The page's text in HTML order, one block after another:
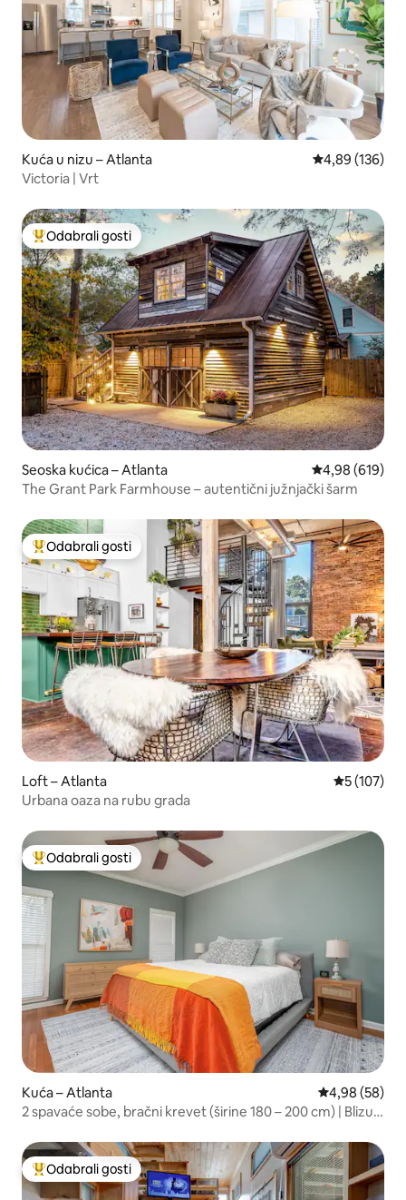
Kuća u nizu – Atlanta Prosječna
4,89 (136)
Victoria | Vrt
Među najviše rangiranima s oznakom „Odabrali gosti”
Odabrali gosti
Seoska kućica – Atlanta Prosječna
4,98 (619)
The Grant Park Farmhouse – autentični južnjački šarm
Među najviše rangiranima s oznakom „Odabrali gosti”
Odabrali gosti
Loft – Atlanta Prosječna
5 (107)
Urbana oaza na rubu grada
Među najviše rangiranima s oznakom „Odabrali gosti”
Odabrali gosti
Kuća – Atlanta Prosječna
4,98 (58)
2 spavaće sobe, bračni krevet (širine 180 – 200 cm) | Blizu
Među najviše rangiranima s oznakom „Odabrali gosti”
Odabrali gosti